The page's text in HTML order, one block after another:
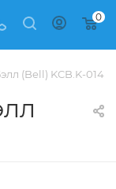
0
(Bell) KCB.K-014